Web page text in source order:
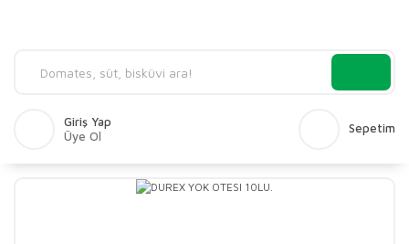
Giriş Yap
Üye Ol
Sepetim